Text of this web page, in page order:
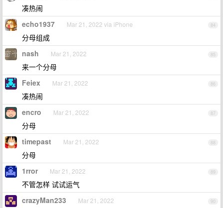
凑热闹
84
echo1937 Mar 21, 2022 via iPhone
分母组成
85
nash Mar 21, 2022
来一个分母
86
Feiex Mar 21, 2022
凑热闹
87
encro Mar 21, 2022
分母
88
timepast Mar 21, 2022
分母
89
1rror Mar 21, 2022
不管怎样 试试运气
90
crazyMan233 Mar 21, 2022